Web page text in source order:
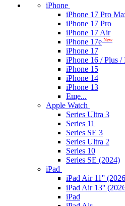
iPhone
iPhone 17 Pro
iPhone 17 Pro
iPhone 17 Air
iPhone 17e New
iPhone 17
iPhone 16 / Plus
iPhone 15
iPhone 14
iPhone 13
Еще...
Apple Watch
Series Ultra 3
Series 11
Series SE 3
Series Ultra 2
Series 10
Series SE (2024)
iPad
iPad Air 11''
iPad Air 13''
iPad